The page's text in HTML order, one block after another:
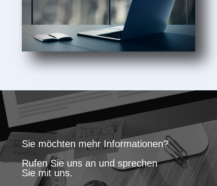
Sie möchten mehr Informationen?
Rufen Sie uns an und sprechen
Sie mit uns.